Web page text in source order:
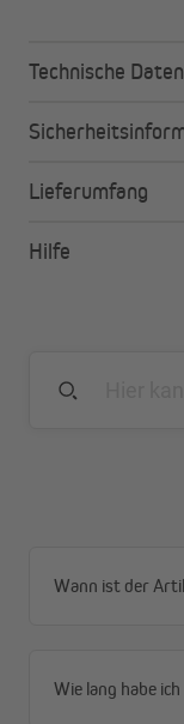
Blickschutz
besonders
haben eine
Technische Daten
Lieferumfang
Hilfe
Wann ist der
Wie lang habe